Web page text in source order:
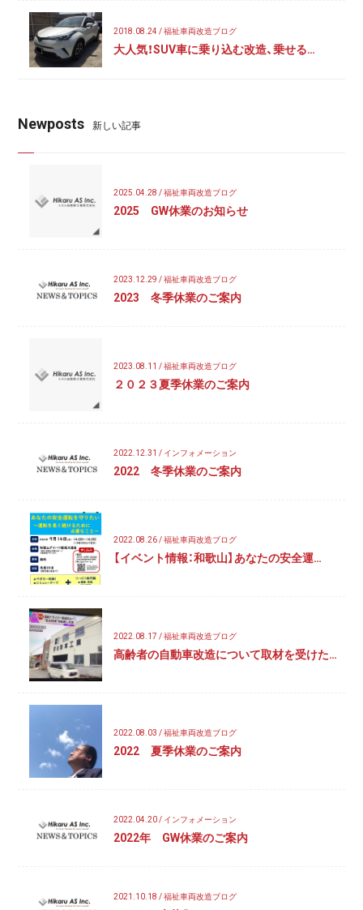
2018.08.24 / 福祉車両改造ブログ
大人気！SUV車に乗り込む改造、乗せる…
Newposts 新しい記事
2025.04.28 / 福祉車両改造ブログ
2025 GW休業のお知らせ
2023.12.29 / 福祉車両改造ブログ
2023 冬季休業のご案内
2023.08.11 / 福祉車両改造ブログ
２０２３夏季休業のご案内
2022.12.31 / インフォメーション
2022 冬季休業のご案内
2022.08.26 / 福祉車両改造ブログ
【イベント情報：和歌山】あなたの安全運…
2022.08.17 / 福祉車両改造ブログ
高齢者の自動車改造について取材を受けた…
2022.08.03 / 福祉車両改造ブログ
2022 夏季休業のご案内
2022.04.20 / インフォメーション
2022年 GW休業のご案内
2021.10.18 / 福祉車両改造ブログ